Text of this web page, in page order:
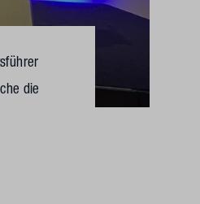
die